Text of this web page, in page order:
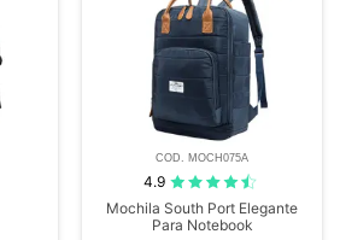
COD. MOCH075A
4.9
Mochila South Port Elegante
Para Notebook